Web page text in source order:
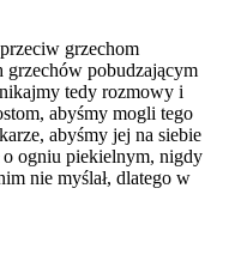
grzechom
pobudzającym
tedy rozmowy i
abyśmy mogli tego
abyśmy jej na siebie
o ogniu piekielnym, nigdy
nie myślał, dlatego w